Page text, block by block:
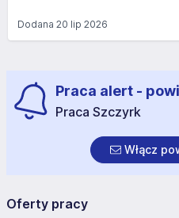
Dodana 20 lip 2026
Praca alert -
Praca Szczyrk
Włącz
Oferty pracy